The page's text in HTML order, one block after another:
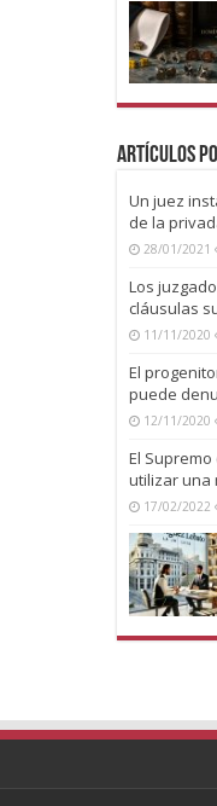
Artículos
Un juez
de la
28/01/2021
Los
cláusulas
11/11/2020
El
puede
12/11/2020
El
utilizar una
17/02/2022